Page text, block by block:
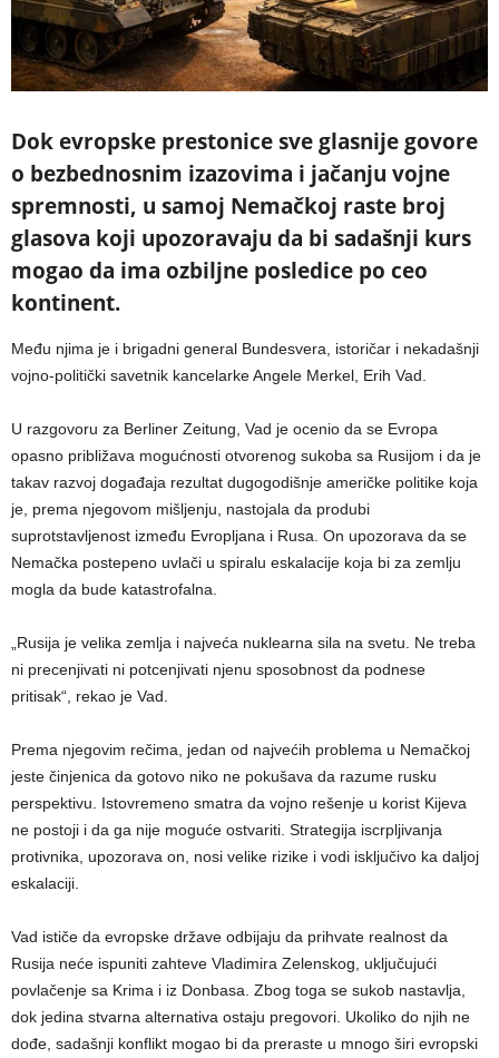
Dok evropske prestonice sve glasnije govore
o bezbednosnim izazovima i jačanju vojne
spremnosti, u samoj Nemačkoj raste broj
glasova koji upozoravaju da bi sadašnji kurs
mogao da ima ozbiljne posledice po ceo
kontinent.
Među njima je i brigadni general Bundesvera, istoričar i nekadašnji
vojno-politički savetnik kancelarke Angele Merkel, Erih Vad.
U razgovoru za Berliner Zeitung, Vad je ocenio da se Evropa
opasno približava mogućnosti otvorenog sukoba sa Rusijom i da je
takav razvoj događaja rezultat dugogodišnje američke politike koja
je, prema njegovom mišljenju, nastojala da produbi
suprotstavljenost između Evropljana i Rusa. On upozorava da se
Nemačka postepeno uvlači u spiralu eskalacije koja bi za zemlju
mogla da bude katastrofalna.
„Rusija je velika zemlja i najveća nuklearna sila na svetu. Ne treba
ni precenjivati ni potcenjivati njenu sposobnost da podnese
pritisak“, rekao je Vad.
Prema njegovim rečima, jedan od najvećih problema u Nemačkoj
jeste činjenica da gotovo niko ne pokušava da razume rusku
perspektivu. Istovremeno smatra da vojno rešenje u korist Kijeva
ne postoji i da ga nije moguće ostvariti. Strategija iscrpljivanja
protivnika, upozorava on, nosi velike rizike i vodi isključivo ka daljoj
eskalaciji.
Vad ističe da evropske države odbijaju da prihvate realnost da
Rusija neće ispuniti zahteve Vladimira Zelenskog, uključujući
povlačenje sa Krima i iz Donbasa. Zbog toga se sukob nastavlja,
dok jedina stvarna alternativa ostaju pregovori. Ukoliko do njih ne
dođe, sadašnji konflikt mogao bi da preraste u mnogo širi evropski